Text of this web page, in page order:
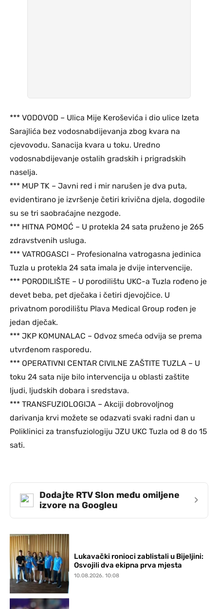
*** VODOVOD – Ulica Mije Keroševića i dio ulice Izeta
Sarajlića bez vodosnabdijevanja zbog kvara na
cjevovodu. Sanacija kvara u toku. Uredno
vodosnabdijevanje ostalih gradskih i prigradskih
naselja.
*** MUP TK – Javni red i mir narušen je dva puta,
evidentirano je izvršenje četiri krivična djela, dogodile
su se tri saobraćajne nezgode.
*** HITNA POMOĆ – U protekla 24 sata pruženo je 265
zdravstvenih usluga.
*** VATROGASCI – Profesionalna vatrogasna jedinica
Tuzla u protekla 24 sata imala je dvije intervencije.
*** PORODILIŠTE – U porodilištu UKC-a Tuzla rođeno je
devet beba, pet dječaka i četiri djevojčice. U
privatnom porodilištu Plava Medical Group rođen je
jedan dječak.
*** JKP KOMUNALAC – Odvoz smeća odvija se prema
utvrđenom rasporedu.
*** OPERATIVNI CENTAR CIVILNE ZAŠTITE TUZLA – U
toku 24 sata nije bilo intervencija u oblasti zaštite
ljudi, ljudskih dobara i sredstava.
*** TRANSFUZIOLOGIJA – Akciji dobrovoljnog
darivanja krvi možete se odazvati svaki radni dan u
Poliklinici za transfuziologiju JZU UKC Tuzla od 8 do 15
sati.
Dodajte RTV Slon među omiljene
izvore na Googleu
›
Lukavački ronioci zablistali u Bijeljini:
Osvojili dva ekipna prva mjesta
10.08.2026. 10:08